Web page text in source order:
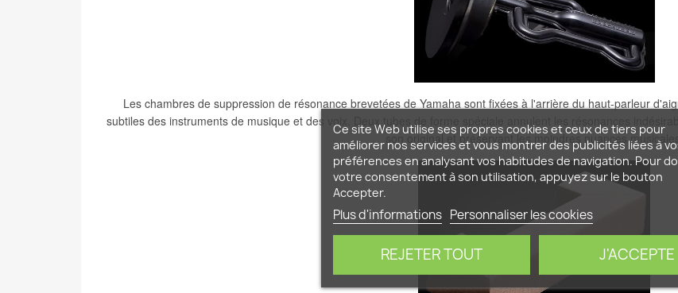
Les chambres de suppression de résonance brevetées de Yamaha sont fixées à l'arrière du haut-parleur
subtiles des instruments de musique et des voix. Deux tubes de forme spéciale annulent les résonances
son original et préservant les moindres nuances musicales.
Ce site Web utilise ses propres cookies et ceux de tiers pour
améliorer nos services et vous montrer des publicités liées à
préférences en analysant vos habitudes de navigation. Pour
votre consentement à son utilisation, appuyez sur le bouton
Accepter.
Plus d'informations Personnaliser les cookies
REJETER TOUT J'ACCEPTE